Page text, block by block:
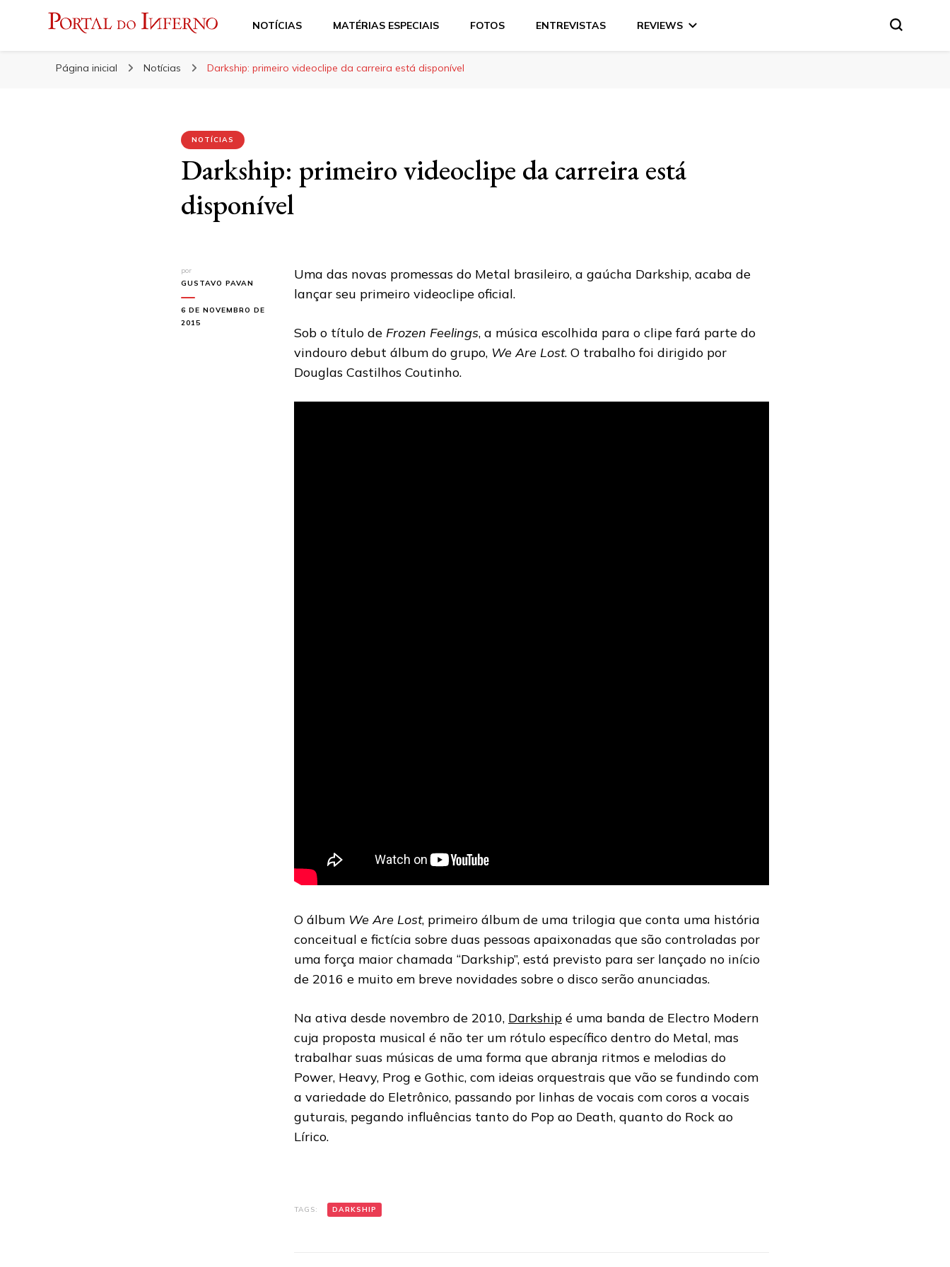
Portal do Inferno
NOTÍCIAS MATÉRIAS ESPECIAIS FOTOS ENTREVISTAS REVIEWS
Página inicial Notícias Darkship: primeiro videoclipe da carreira está disponível
NOTÍCIAS
Darkship: primeiro videoclipe da carreira está
disponível
por
GUSTAVO PAVAN
6 DE NOVEMBRO DE
2015
Uma das novas promessas do Metal brasileiro, a gaúcha Darkship, acaba de
lançar seu primeiro videoclipe oficial.
Sob o título de Frozen Feelings, a música escolhida para o clipe fará parte do
vindouro debut álbum do grupo, We Are Lost. O trabalho foi dirigido por
Douglas Castilhos Coutinho.
O álbum We Are Lost, primeiro álbum de uma trilogia que conta uma história
conceitual e fictícia sobre duas pessoas apaixonadas que são controladas por
uma força maior chamada “Darkship”, está previsto para ser lançado no início
de 2016 e muito em breve novidades sobre o disco serão anunciadas.
Na ativa desde novembro de 2010, Darkship é uma banda de Electro Modern
cuja proposta musical é não ter um rótulo específico dentro do Metal, mas
trabalhar suas músicas de uma forma que abranja ritmos e melodias do
Power, Heavy, Prog e Gothic, com ideias orquestrais que vão se fundindo com
a variedade do Eletrônico, passando por linhas de vocais com coros a vocais
guturais, pegando influências tanto do Pop ao Death, quanto do Rock ao
Lírico.
TAGS: DARKSHIP